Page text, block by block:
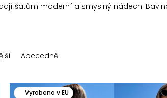
šatům moderní a smyslný nádech.
Abecedně
Vyrobeno v EU